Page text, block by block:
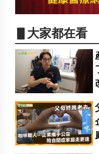
▋大家都在看